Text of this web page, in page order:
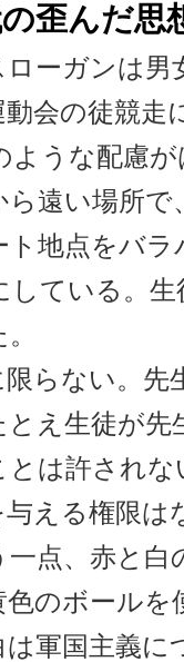
歪んだ思
ーガンは男
会の徒競走
うな配慮
遠い場所
地点をバ
ている。
らない。先
え生徒が
は許され
える権限は
点、赤と白
のボール
軍国主義